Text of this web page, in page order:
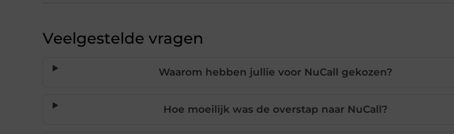
Veelgestelde vragen
Waarom hebben jullie voor NuCall gekozen?
Hoe moeilijk was de overstap naar NuCall?